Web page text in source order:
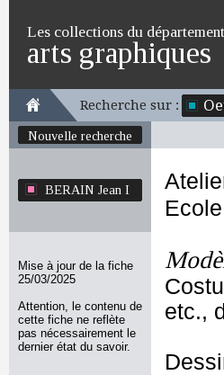
Les collections du
arts graphiques
Recherche sur :
Nouvelle recherche
BERAIN Jean I
Mise à jour de la fiche
25/03/2025
Attention, le contenu de
cette fiche ne reflète
pas nécessairement le
dernier état du savoir.
etc.,